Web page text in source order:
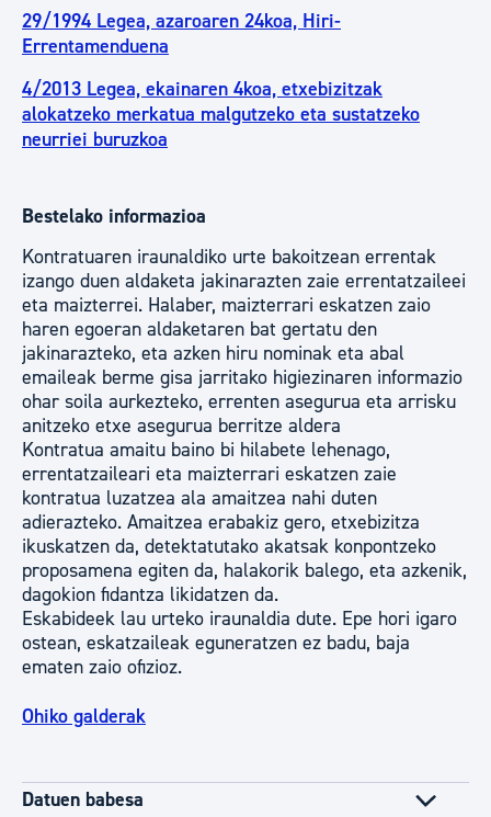
29/1994 Legea, azaroaren 24koa, Hiri-
Errentamenduena
4/2013 Legea, ekainaren 4koa, etxebizitzak
alokatzeko merkatua malgutzeko eta sustatzeko
neurriei buruzkoa
Bestelako informazioa
Kontratuaren iraunaldiko urte bakoitzean errentak
izango duen aldaketa jakinarazten zaie errentatzaileei
eta maizterrei. Halaber, maizterrari eskatzen zaio
haren egoeran aldaketaren bat gertatu den
jakinarazteko, eta azken hiru nominak eta abal
emaileak berme gisa jarritako higiezinaren informazio
ohar soila aurkezteko, errenten asegurua eta arrisku
anitzeko etxe asegurua berritze aldera
Kontratua amaitu baino bi hilabete lehenago,
errentatzaileari eta maizterrari eskatzen zaie
kontratua luzatzea ala amaitzea nahi duten
adierazteko. Amaitzea erabakiz gero, etxebizitza
ikuskatzen da, detektatutako akatsak konpontzeko
proposamena egiten da, halakorik balego, eta azkenik,
dagokion fidantza likidatzen da.
Eskabideek lau urteko iraunaldia dute. Epe hori igaro
ostean, eskatzaileak eguneratzen ez badu, baja
ematen zaio ofizioz.
Ohiko galderak
Datuen babesa